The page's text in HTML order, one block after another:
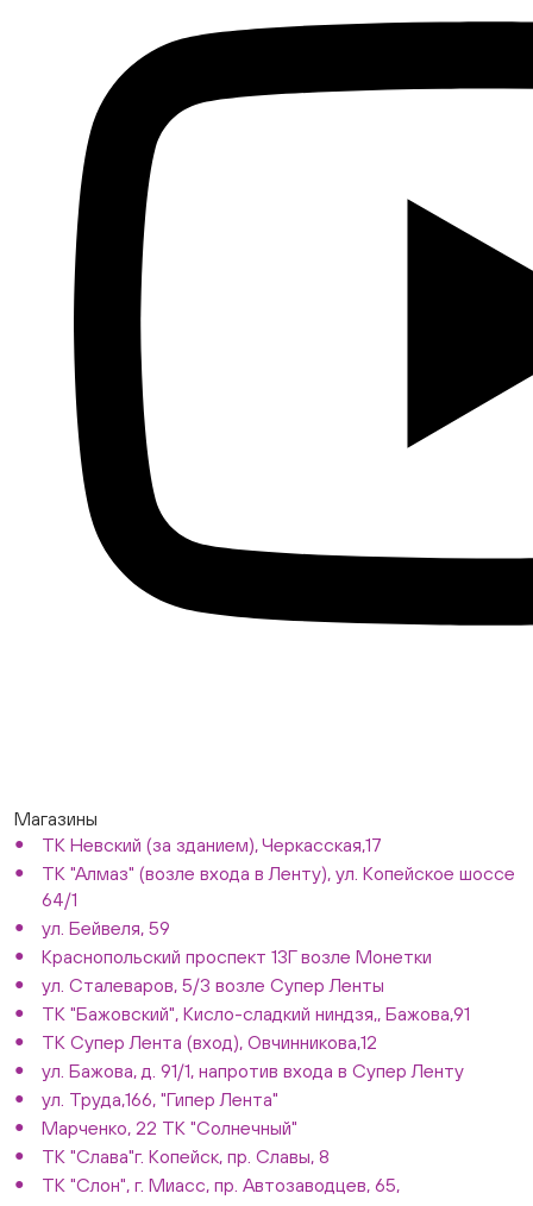
Магазины
ТК Невский (за зданием), Черкасская,17
ТК "Алмаз" (возле входа в Ленту), ул. Копейское шоссе
64/1
ул. Бейвеля, 59
Краснопольский проспект 13Г возле Монетки
ул. Сталеваров, 5/3 возле Супер Ленты
ТК "Бажовский", Кисло-сладкий ниндзя,, Бажова,91
ТК Супер Лента (вход), Овчинникова,12
ул. Бажова, д. 91/1, напротив входа в Супер Ленту
ул. Труда,166, "Гипер Лента"
Марченко, 22 ТК "Солнечный"
ТК "Слава"г. Копейск, пр. Славы, 8
ТК "Слон", г. Миасс, пр. Автозаводцев, 65,